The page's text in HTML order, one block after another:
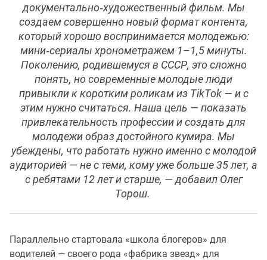
документально‑художественный фильм. Мы
создаем совершенно новый формат контента,
который хорошо воспринимается молодежью:
мини‑сериалы хронометражем 1–1,5 минуты.
Поколению, родившемуся в СССР, это сложно
понять, но современные молодые люди
привыкли к коротким роликам из TikTok — и с
этим нужно считаться. Наша цель — показать
привлекательность профессии и создать для
молодежи образ достойного кумира. Мы
убеждены, что работать нужно именно с молодой
аудиторией — не с теми, кому уже больше 35 лет, а
с ребятами 12 лет и старше, — добавил Олег
Торош.
Параллельно стартовала «школа блогеров» для
водителей — своего рода «фабрика звезд» для